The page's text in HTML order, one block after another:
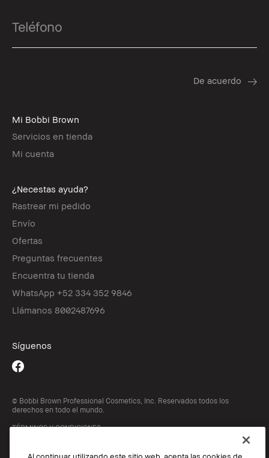
Mi Bobbi Brown
Servicios en tienda
Mi cuenta
¿Necestas ayuda?
Rastrear mi pedido
Envío
Ofertas
Preguntas frecuentes
Encuentra tu tienda
WhatsApp +52 334 352 9846
Llámanos 8002487696
Síguenos
© Bobbi Brown Professional Cosmetics, Inc. Reservados todos los
derechos en todo el mundo.
TÉRMINOS Y CONDICIONES